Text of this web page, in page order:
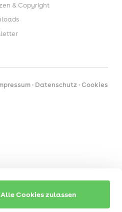
Alle Cookies zulassen
& Copyright
Datenschutz Cookies